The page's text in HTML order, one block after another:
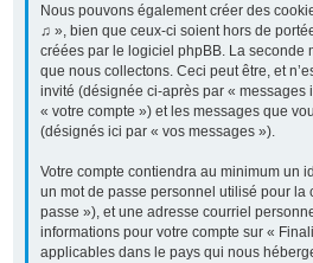
Nous pouvons également créer des
♫ », bien que ceux-ci soient hors de
créées par le logiciel phpBB. La seconde
que nous collectons. Ceci peut être, et
invité (désignée ci-après par « messages
« votre compte ») et les messages que
(désignés ici par « vos messages »).
Votre compte contiendra au minimum un
un mot de passe personnel utilisé pour
passe »), et une adresse courriel
informations pour votre compte sur «
applicables dans le pays qui nous